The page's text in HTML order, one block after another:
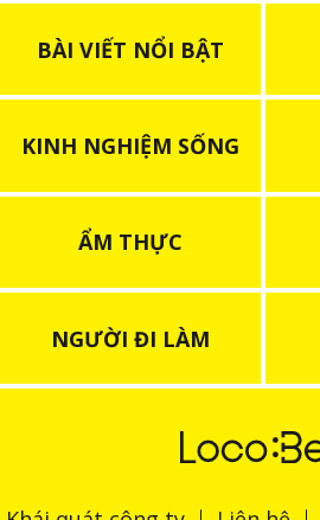
BÀI VIẾT NỔI BẬT
KINH NGHIỆM SỐNG
ẨM THỰC
NGƯỜI ĐI LÀM